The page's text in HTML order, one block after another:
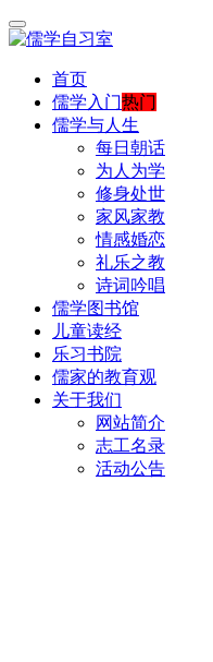
首页
儒学入门热门
儒学与人生
每日朝话
为人为学
修身处世
家风家教
情感婚恋
礼乐之教
诗词吟唱
儒学图书馆
儿童读经
乐习书院
儒家的教育观
关于我们
网站简介
志工名录
活动公告